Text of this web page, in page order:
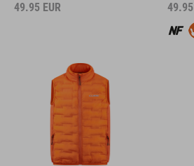
49.95 EUR 49.95